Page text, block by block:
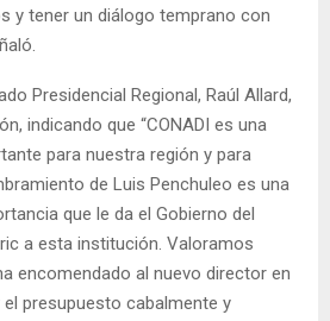
y tener un diálogo temprano con
Presidencial Regional, Raúl Allard,
indicando que “CONADI es una
para nuestra región y para
de Luis Penchuleo es una
que le da el Gobierno del
a esta institución. Valoramos
encomendado al nuevo director en
presupuesto cabalmente y